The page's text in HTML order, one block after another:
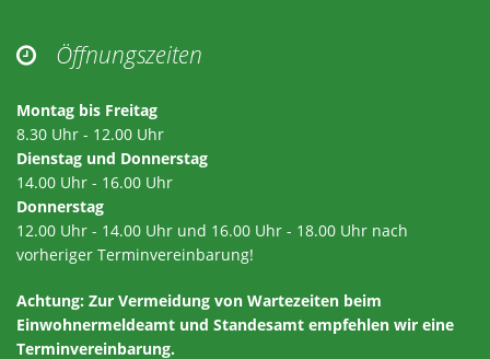
 Öffnungszeiten
Montag bis Freitag
8.30 Uhr - 12.00 Uhr
Dienstag und Donnerstag
14.00 Uhr - 16.00 Uhr
Donnerstag
12.00 Uhr - 14.00 Uhr und 16.00 Uhr - 18.00 Uhr nach
vorheriger Terminvereinbarung!
Achtung: Zur Vermeidung von Wartezeiten beim
Einwohnermeldeamt und Standesamt empfehlen wir eine
Terminvereinbarung.